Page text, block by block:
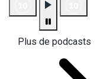
Plus de podcasts